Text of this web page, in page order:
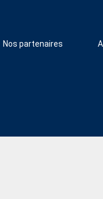
Nos partenaires